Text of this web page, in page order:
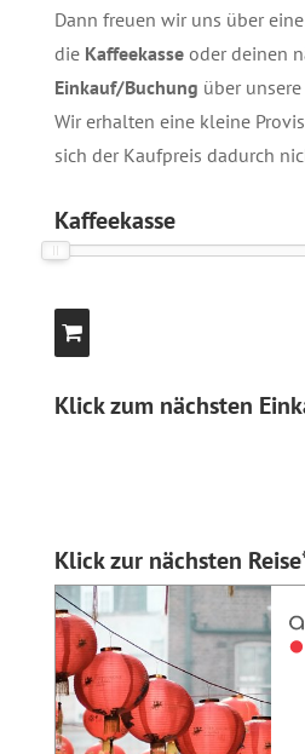
Dann freuen wir uns über
die Kaffeekasseoder deinen
Einkauf/Buchung über unsere
Wir erhalten eine kleine
sich der Kaufpreis dadurch
Kaffeekasse
Klick zum nächsten
Klick zur nächsten